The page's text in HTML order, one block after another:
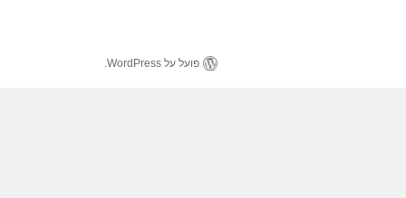
פועל על WordPress.